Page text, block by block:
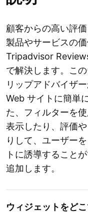
顧客からの高い評
製品やサービスの
Tripadvisor
で解決します。こ
リップアドバイザ
Web サイトに簡単
た、フィルターを
表示したり、評価
りして、ユーザー
トに誘導すること
追加します。
ウィジェットをど